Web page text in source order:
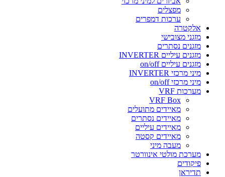
מפצלים
ערכות דמפרים
אלקטרה
מזגני מצובישי
מזגנים נסתרים
מזגנים עיליים INVERTER
מזגנים עיליים on/off
מיני מרכזי INVERTER
מיני מרכזי on/off
מערכות VRF
VRF Box
מאיידים מתועלים
מאיידים נסתרים
מאיידים עיליים
מאיידים קסטה
מעבה מיני
מערכת מולטי אינוורטר
פיקודים
תדיראן